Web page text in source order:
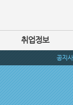
취업정보
공지